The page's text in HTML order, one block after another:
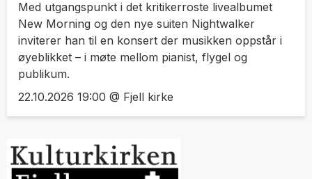
Med utgangspunkt i det kritikerroste livealbumet
New Morning og den nye suiten Nightwalker
inviterer han til en konsert der musikken oppstår i
øyeblikket – i møte mellom pianist, flygel og
publikum.
22.10.2026 19:00 @ Fjell kirke